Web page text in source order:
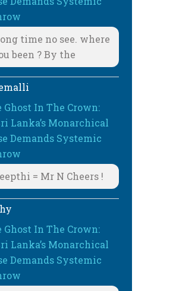
time no see. where
been ? By the
Ghost In The Crown:
Lanka’s Monarchical
Demands Systemic
= Mr N Cheers !
Ghost In The Crown:
Lanka’s Monarchical
Demands Systemic